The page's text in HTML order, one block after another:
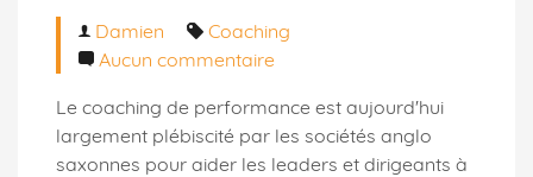
Damien
Coaching
Aucun commentaire
Le coaching de performance est aujourd'hui
largement plébiscité par les sociétés anglo
saxonnes pour aider les leaders et dirigeants à